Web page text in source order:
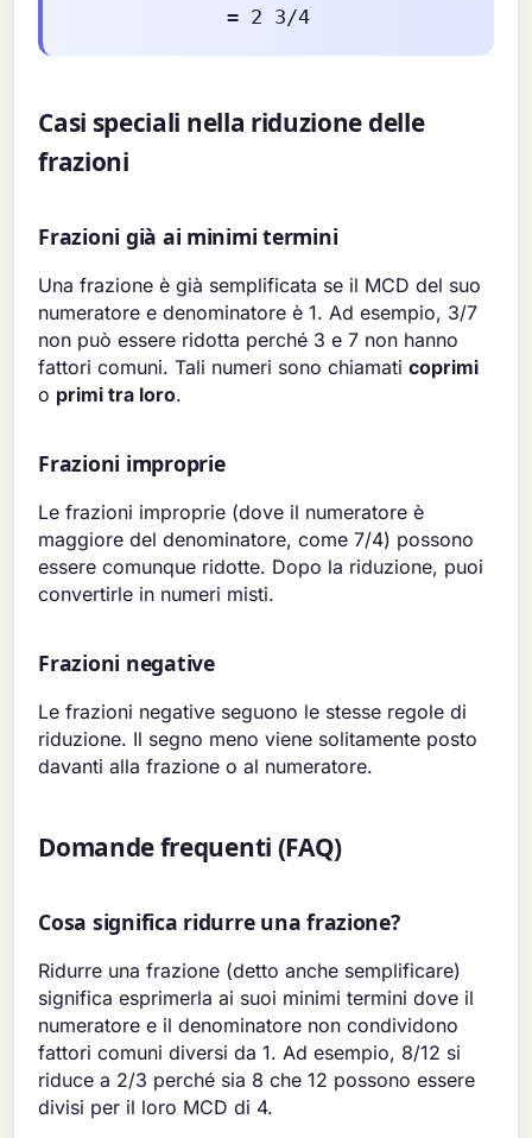
= 2 3/4
Casi speciali nella riduzione delle
frazioni
Frazioni già ai minimi termini
Una frazione è già semplificata se il MCD del suo
numeratore e denominatore è 1. Ad esempio, 3/7
non può essere ridotta perché 3 e 7 non hanno
fattori comuni. Tali numeri sono chiamaticoprimi
o primi tra loro.
Frazioni improprie
Le frazioni improprie (dove il numeratore è
maggiore del denominatore, come 7/4) possono
essere comunque ridotte. Dopo la riduzione, puoi
convertirle in numeri misti.
Frazioni negative
Le frazioni negative seguono le stesse regole di
riduzione. Il segno meno viene solitamente posto
davanti alla frazione o al numeratore.
Domande frequenti (FAQ)
Cosa significa ridurre una frazione?
Ridurre una frazione (detto anche semplificare)
significa esprimerla ai suoi minimi termini dove il
numeratore e il denominatore non condividono
fattori comuni diversi da 1. Ad esempio, 8/12 si
riduce a 2/3 perché sia 8 che 12 possono essere
divisi per il loro MCD di 4.